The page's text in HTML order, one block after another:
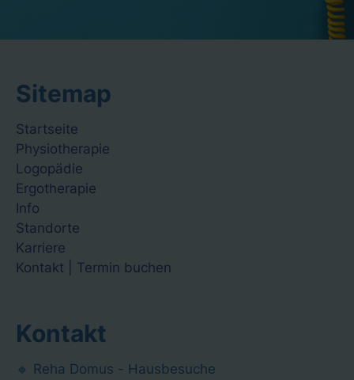
Sitemap
Navigation
überspringen
Startseite
Physiotherapie
Logopädie
Ergotherapie
Info
Standorte
Karriere
Kontakt | Termin buchen
Kontakt
🔹 Reha Domus - Hausbesuche